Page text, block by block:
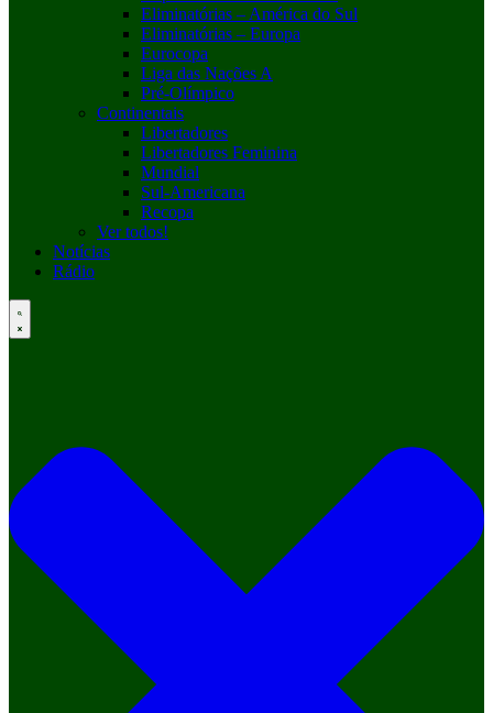
Eliminatórias – América do Sul
Eliminatórias – Europa
Eurocopa
Liga das Nações A
Pré-Olímpico
Continentais
Libertadores
Libertadores Feminina
Mundial
Sul-Americana
Recopa
Ver todos!
Notícias
Rádio